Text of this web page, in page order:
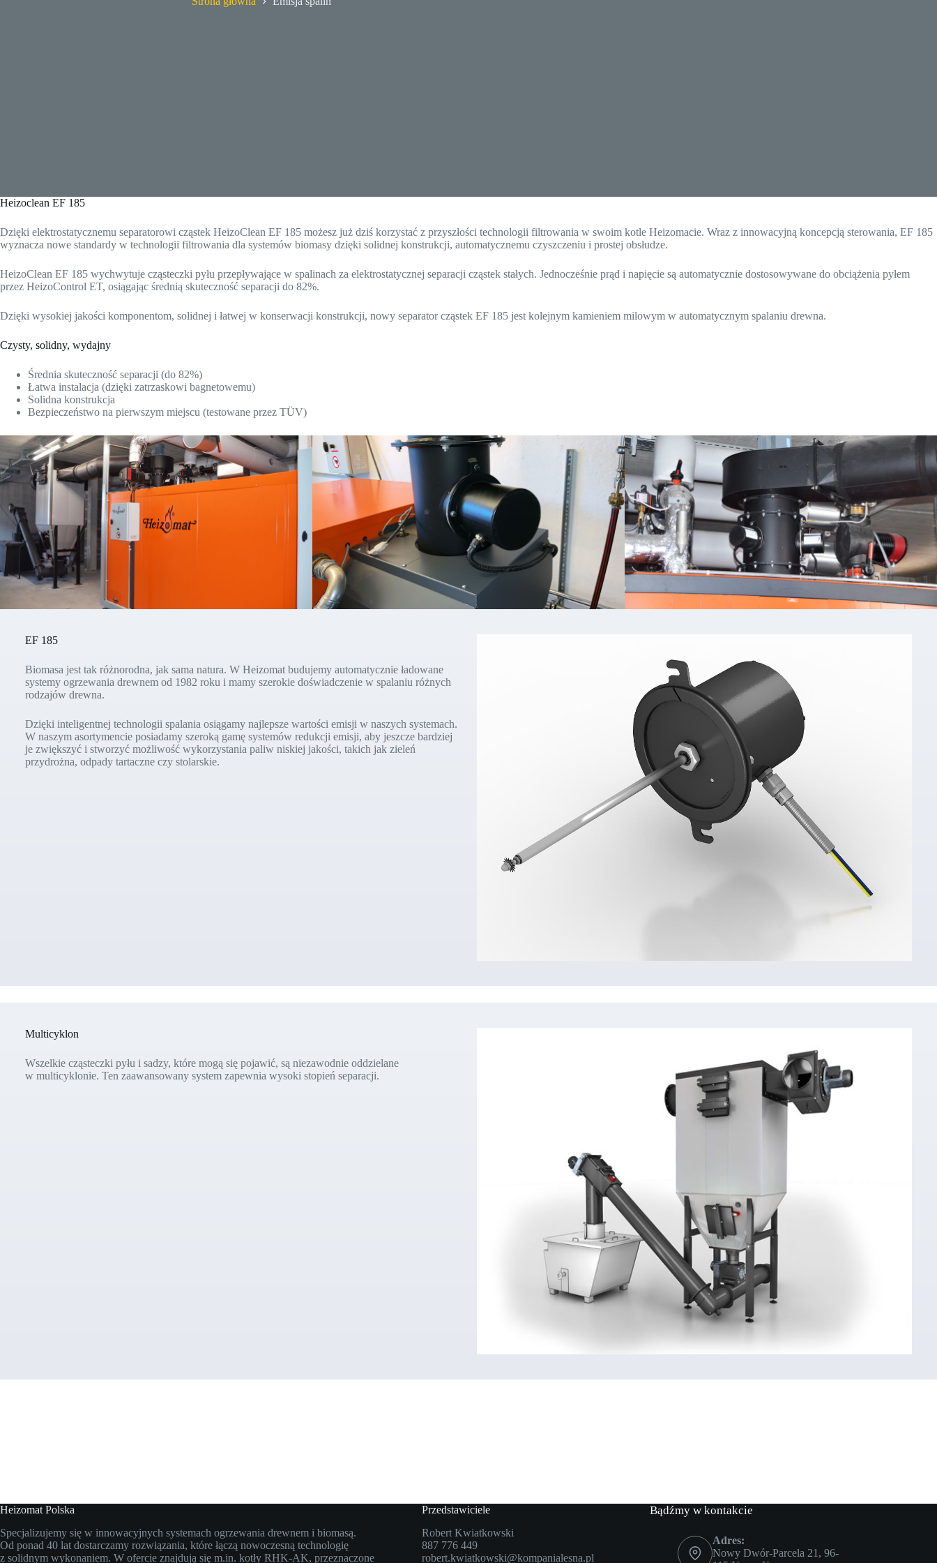
Heizoclean EF 185
Dzięki elektrostatycznemu separatorowi cząstek HeizoClean EF 185 możesz już dziś korzystać z przyszłości technologii filtrowania w swoim kotle Heizomacie. Wraz z innowacyjną koncepcją sterowania, EF 185
wyznacza nowe standardy w technologii filtrowania dla systemów biomasy dzięki solidnej konstrukcji, automatycznemu czyszczeniu i prostej obsłudze.
HeizoClean EF 185 wychwytuje cząsteczki pyłu przepływające w spalinach za elektrostatycznej separacji cząstek stałych. Jednocześnie prąd i napięcie są automatycznie dostosowywane do obciążenia pyłem
przez HeizoControl ET, osiągając średnią skuteczność separacji do 82%.
Dzięki wysokiej jakości komponentom, solidnej i łatwej w konserwacji konstrukcji, nowy separator cząstek EF 185 jest kolejnym kamieniem milowym w automatycznym spalaniu drewna.
Czysty, solidny, wydajny
Średnia skuteczność separacji (do 82%)
Łatwa instalacja (dzięki zatrzaskowi bagnetowemu)
Solidna konstrukcja
Bezpieczeństwo na pierwszym miejscu (testowane przez TÜV)
EF 185
Biomasa jest tak różnorodna, jak sama natura. W Heizomat budujemy automatycznie ładowane
systemy ogrzewania drewnem od 1982 roku i mamy szerokie doświadczenie w spalaniu różnych
rodzajów drewna.
Dzięki inteligentnej technologii spalania osiągamy najlepsze wartości emisji w naszych systemach.
W naszym asortymencie posiadamy szeroką gamę systemów redukcji emisji, aby jeszcze bardziej
je zwiększyć i stworzyć możliwość wykorzystania paliw niskiej jakości, takich jak zieleń
przydrożna, odpady tartaczne czy stolarskie.
Multicyklon
Wszelkie cząsteczki pyłu i sadzy, które mogą się pojawić, są niezawodnie oddzielane
w multicyklonie. Ten zaawansowany system zapewnia wysoki stopień separacji.
Heizomat Polska
Specjalizujemy się w innowacyjnych systemach ogrzewania drewnem i biomasą.
Od ponad 40 lat dostarczamy rozwiązania, które łączą nowoczesną technologię
z solidnym wykonaniem. W ofercie znajdują się m.in. kotły RHK-AK, przeznaczone
Przedstawiciele
Robert Kwiatkowski
887 776 449
robert.kwiatkowski@kompanialesna.pl
Bądźmy w kontakcie
Adres:
Nowy Dwór-Parcela 21, 96-